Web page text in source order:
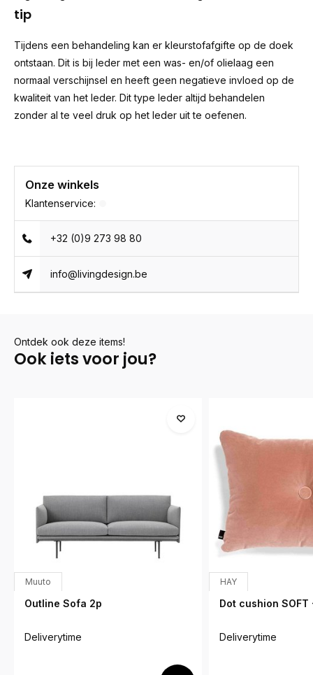
tip
Tijdens een behandeling kan er kleurstofafgifte op de doek
ontstaan. Dit is bij leder met een was- en/of olielaag een
normaal verschijnsel en heeft geen negatieve invloed op de
kwaliteit van het leder. Dit type leder altijd behandelen
zonder al te veel druk op het leder uit te oefenen.
Onze winkels
Klantenservice:
+32 (0)9 273 98 80
info@livingdesign.be
Ontdek ook deze items!
Ook iets voor jou?
Muuto
Outline Sofa 2p
Deliverytime
HAY
Dot cushion SOFT
Deliverytime